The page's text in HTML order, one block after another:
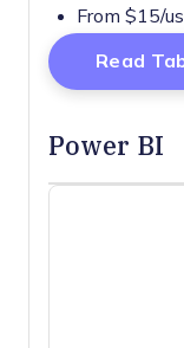
From $15/
Read
Power BI